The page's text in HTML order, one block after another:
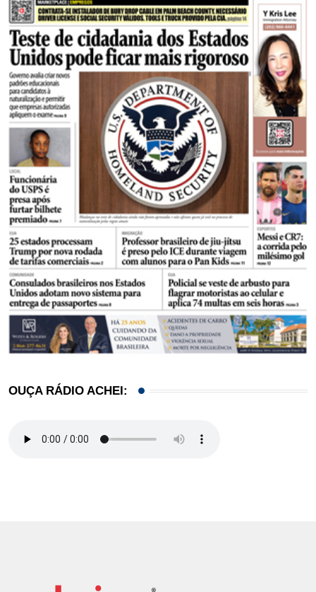
OUÇA RÁDIO ACHEI: